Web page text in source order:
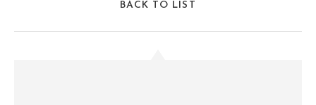
BACK TO LIST